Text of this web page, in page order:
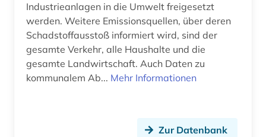
Industrieanlagen in die Umwelt freigesetzt
werden. Weitere Emissionsquellen, über deren
Schadstoffausstoß informiert wird, sind der
gesamte Verkehr, alle Haushalte und die
gesamte Landwirtschaft. Auch Daten zu
kommunalem Ab... Mehr Informationen
Zur Datenbank